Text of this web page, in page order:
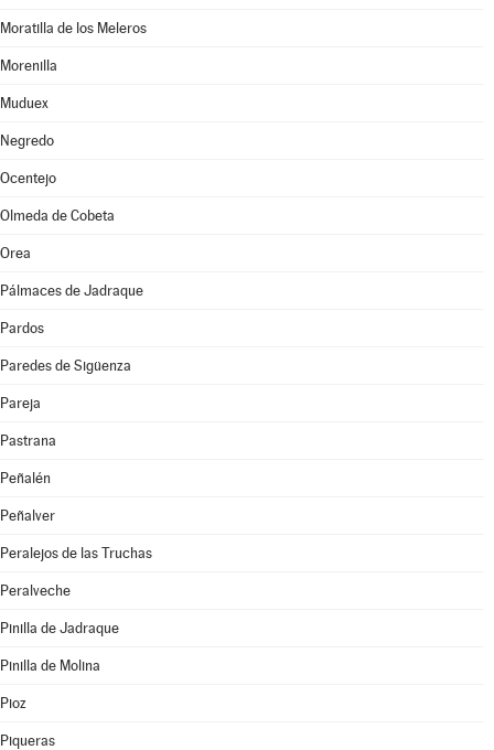
Moratilla de los Meleros
Morenilla
Muduex
Negredo
Ocentejo
Olmeda de Cobeta
Orea
Pálmaces de Jadraque
Pardos
Paredes de Sigüenza
Pareja
Pastrana
Peñalén
Peñalver
Peralejos de las Truchas
Peralveche
Pinilla de Jadraque
Pinilla de Molina
Pioz
Piqueras